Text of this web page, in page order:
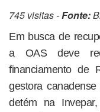
745 visitas -Fonte:
Em busca de
a OAS deve
financiamento de
gestora
detém na